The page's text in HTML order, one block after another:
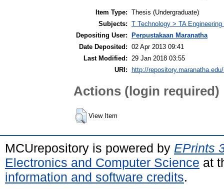
Item Type: Thesis (Undergraduate)
Subjects: T Technology > TA
Depositing User:
Perpustakaan Maranatha
Date Deposited: 02 Apr 2013 09:41
Last Modified:
29 Jan 2018 03:55
URI:
http://
Actions (login required)
View Item
MCUrepository is powered by EPrints
Electronics and Computer Science at
information and software credits.